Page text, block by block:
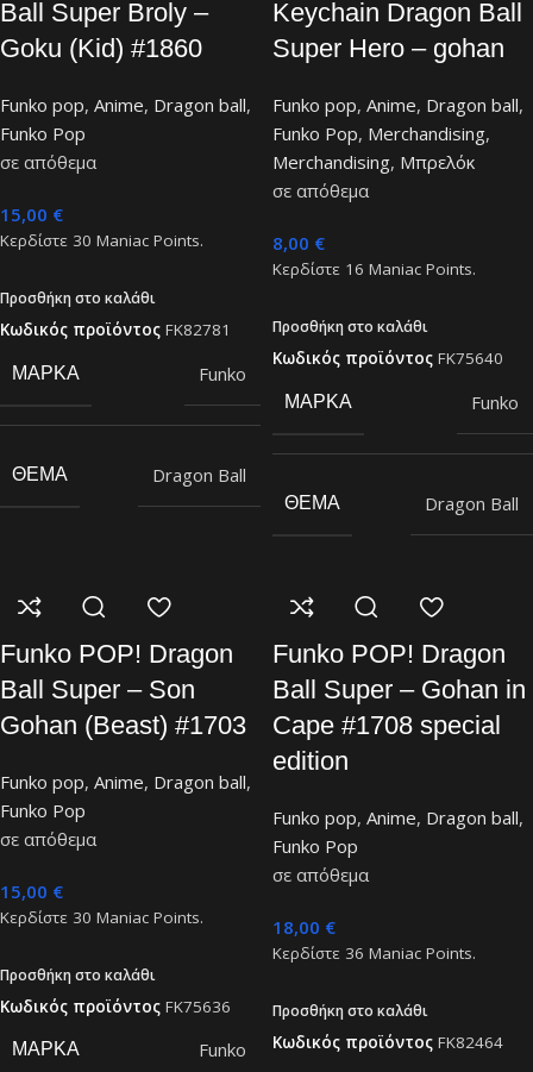
Ball Super Broly –
Goku (Kid) #1860
Funko pop, Anime, Dragon ball,
Funko Pop
σε απόθεμα
15,00 €
Κερδίστε 30 Maniac Points.
Προσθήκη στο καλάθι
Κωδικός προϊόντος FK82781
ΜΆΡΚΑ Funko
ΘΈΜΑ Dragon Ball
Keychain Dragon Ball
Super Hero – gohan
Funko pop, Anime, Dragon ball,
Funko Pop, Merchandising,
Merchandising, Μπρελόκ
σε απόθεμα
8,00 €
Κερδίστε 16 Maniac Points.
Προσθήκη στο καλάθι
Κωδικός προϊόντος FK75640
ΜΆΡΚΑ Funko
ΘΈΜΑ Dragon Ball
Funko POP! Dragon
Ball Super – Son
Gohan (Beast) #1703
Funko pop, Anime, Dragon ball,
Funko Pop
σε απόθεμα
15,00 €
Κερδίστε 30 Maniac Points.
Προσθήκη στο καλάθι
Κωδικός προϊόντος FK75636
ΜΆΡΚΑ Funko
Funko POP! Dragon
Ball Super – Gohan in
Cape #1708 special
edition
Funko pop, Anime, Dragon ball,
Funko Pop
σε απόθεμα
18,00 €
Κερδίστε 36 Maniac Points.
Προσθήκη στο καλάθι
Κωδικός προϊόντος FK82464